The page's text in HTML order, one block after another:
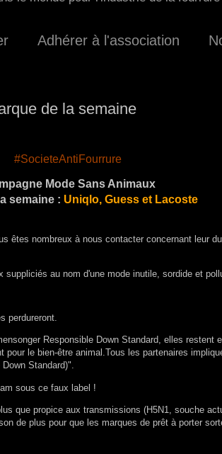
Adhérer à l'association
de la semaine
#SocieteAntiFourrure
Mode Sans Animaux
semaine : Uniqlo, Guess et Lacoste
êtes nombreux à nous contacter concernant leur
au nom d'une mode inutile, sordide et
perdureront.
Responsible Down Standard, elles restent
le bien-être animal.Tous les partenaires
Standard)".
sous ce faux label !
que propice aux transmissions (H5N1, souche
de plus pour que les marques de prêt à porter